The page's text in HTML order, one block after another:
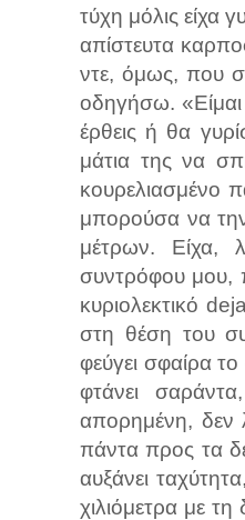
τύχη μόλις είχα
απίστευτα
ντε, όμως, που
οδηγήσω. «Είμαι
έρθεις ή θα
μάτια της να
κουρελιασμένο
μπορούσα να
μέτρων. Είχα,
συντρόφου μου,
κυριολεκτικό
στη θέση του
φεύγει σφαίρα
φτάνει
απορημένη, δεν
πάντα προς τα
αυξάνει
χιλιόμετρα με